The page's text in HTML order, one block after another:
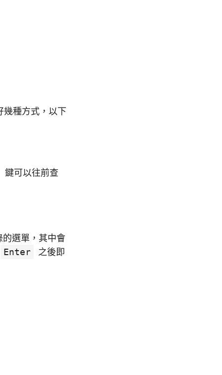
種方式，以下
鍵可以往前查
選單，其中會
Enter
之後即